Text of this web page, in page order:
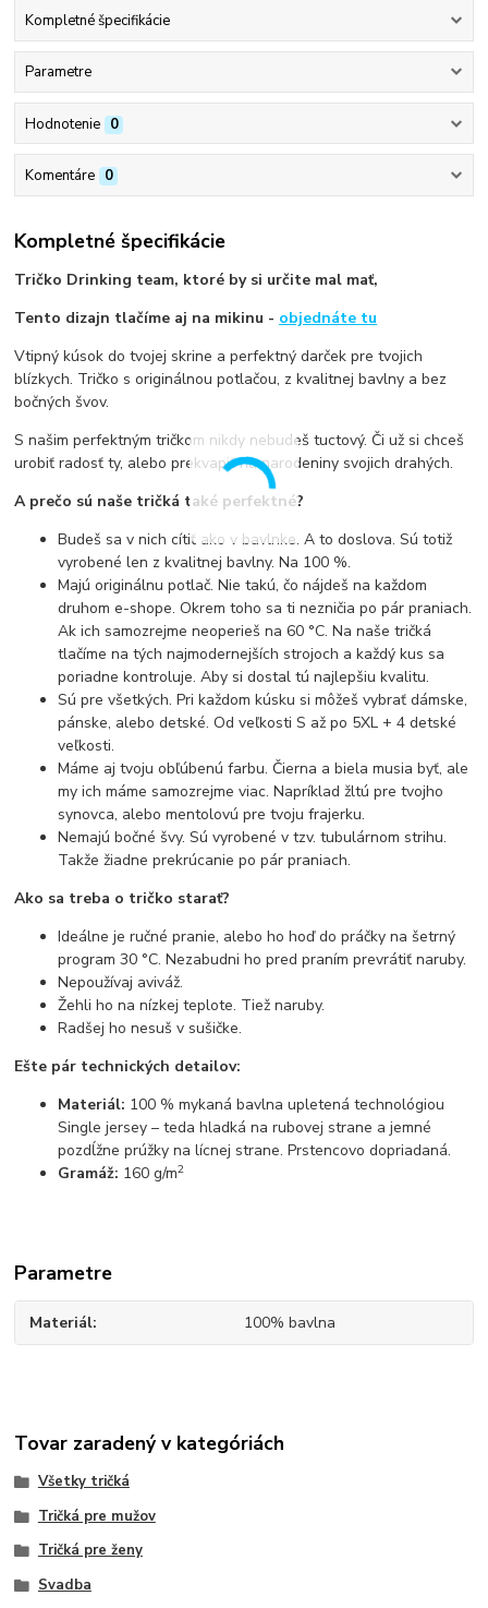
Kompletné špecifikácie
Parametre
Hodnotenie 0
Komentáre 0
Kompletné špecifikácie
Tričko Drinking team, ktoré by si určite mal mať,
Tento dizajn tlačíme aj na mikinu - objednáte tu
Vtipný kúsok do tvojej skrine a perfektný darček pre tvojich
blízkych. Tričko s originálnou potlačou, z kvalitnej bavlny a bez
bočných švov.
S našim perfektným tričkom nikdy nebudeš tuctový. Či už si chceš
urobiť radosť ty, alebo prekvapiť na narodeniny svojich drahých.
A prečo sú naše tričká také perfektné?
Budeš sa v nich cítiť ako v bavlnke. A to doslova. Sú totiž
vyrobené len z kvalitnej bavlny. Na 100 %.
Majú originálnu potlač. Nie takú, čo nájdeš na každom
druhom e-shope. Okrem toho sa ti nezničia po pár praniach.
Ak ich samozrejme neoperieš na 60 °C. Na naše tričká
tlačíme na tých najmodernejších strojoch a každý kus sa
poriadne kontroluje. Aby si dostal tú najlepšiu kvalitu.
Sú pre všetkých. Pri každom kúsku si môžeš vybrať dámske,
pánske, alebo detské. Od veľkosti S až po 5XL + 4 detské
veľkosti.
Máme aj tvoju obľúbenú farbu. Čierna a biela musia byť, ale
my ich máme samozrejme viac. Napríklad žltú pre tvojho
synovca, alebo mentolovú pre tvoju frajerku.
Nemajú bočné švy. Sú vyrobené v tzv. tubulárnom strihu.
Takže žiadne prekrúcanie po pár praniach.
Ako sa treba o tričko starať?
Ideálne je ručné pranie, alebo ho hoď do práčky na šetrný
program 30 °C. Nezabudni ho pred praním prevrátiť naruby.
Nepoužívaj aviváž.
Žehli ho na nízkej teplote. Tiež naruby.
Radšej ho nesuš v sušičke.
Ešte pár technických detailov:
Materiál: 100 % mykaná bavlna upletená technológiou
Single jersey – teda hladká na rubovej strane a jemné
pozdĺžne prúžky na lícnej strane. Prstencovo dopriadaná.
Gramáž: 160 g/m2
Parametre
Materiál 100% bavlna
Tovar zaradený v kategóriách
Všetky tričká
Tričká pre mužov
Tričká pre ženy
Svadba